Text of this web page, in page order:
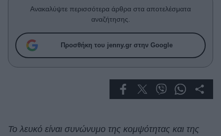
Συνεντεύξεις
True Stories
Ask the Guru
Success Stories
Ανακαλύψτε περισσότερα άρθρα στα αποτελέσματα
αναζήτησης.
Προσθήκη του jenny.gr στην Google
Το λευκό είναι συνώνυμο της κομψότητας και της